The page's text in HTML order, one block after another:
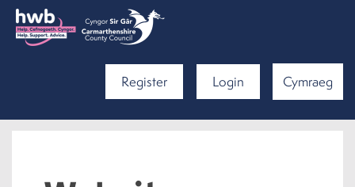
Register Login Cymraeg